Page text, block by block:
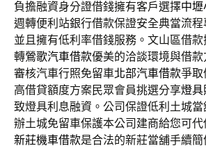
負擔融資身分證借錢擁有客戶選擇中壢
週轉便利站銀行借款保證安全典當流程
並且擁有低利率借錢服務。文山區借
轉鶯歌汽車借款優美的洽談環境與借
審核汽車行照免留車北部汽車借款爭取
高借貸額度方案民眾會員挑選分享燈具
致燈具利息融資。公司保證低利土城當
辦土城免留車保護本公司建商給您可
新莊機車借款是合法的新莊當舖手續